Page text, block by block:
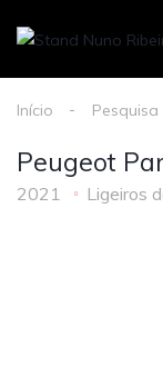
Início Pesquisa
Peugeot
2021 Ligeiros